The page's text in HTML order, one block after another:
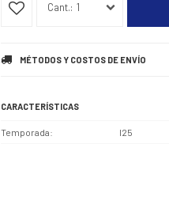
1
MÉTODOS Y COSTOS DE ENVÍO
CARACTERÍSTICAS
Temporada I25